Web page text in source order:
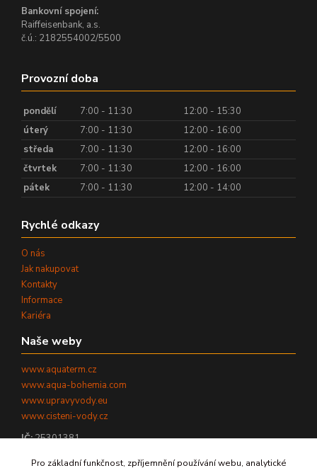
Bankovní spojení:
Raiffeisenbank, a.s.
č.ú.: 2182554002/5500
Provozní doba
pondělí 7:00 - 11:30
12:00 - 15:30
úterý
7:00 - 11:30
12:00 - 16:00
středa
7:00 - 11:30
12:00 - 16:00
čtvrtek
7:00 - 11:30
12:00 - 16:00
pátek
7:00 - 11:30 12:00 - 14:00
Rychlé odkazy
O nás
Jak nakupovat
Kontakty
Informace
Kariéra
Naše weby
www.aquaterm.cz
www.aqua-bohemia.com
www.upravyvody.eu
www.cisteni-vody.cz
IČ:25301381
Pro základní funkčnost, zpříjemnění používání webu, analytické